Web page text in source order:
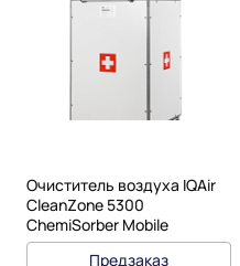
Очиститель воздуха IQAir
CleanZone 5300
ChemiSorber Mobile
Предзаказ